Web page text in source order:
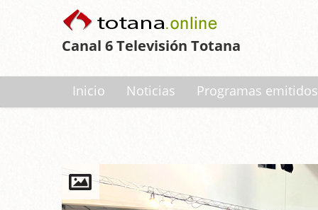
Canal 6 Televisión Totana
Inicio Noticias Programas emitidos